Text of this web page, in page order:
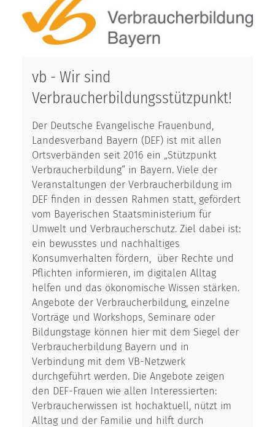
vb - Wir sind
Verbraucherbildungsstützpunkt!
Der Deutsche Evangelische Frauenbund,
Landesverband Bayern (DEF) ist mit allen
Ortsverbänden seit 2016 ein „Stützpunkt
Verbraucherbildung“ in Bayern. Viele der
Veranstaltungen der Verbraucherbildung im
DEF finden in dessen Rahmen statt, gefördert
vom Bayerischen Staatsministerium für
Umwelt und Verbraucherschutz. Ziel dabei ist:
ein bewusstes und nachhaltiges
Konsumverhalten fördern, über Rechte und
Pflichten informieren, im digitalen Alltag
helfen und das ökonomische Wissen stärken.
Angebote der Verbraucherbildung, einzelne
Vorträge und Workshops, Seminare oder
Bildungstage können hier mit dem Siegel der
Verbraucherbildung Bayern und in
Verbindung mit dem VB-Netzwerk
durchgeführt werden. Die Angebote zeigen
den DEF-Frauen wie allen Interessierten:
Verbraucherwissen ist hochaktuell, nützt im
Alltag und der Familie und hilft durch